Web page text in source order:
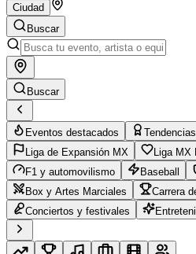
Ciudad
Buscar
Buscar
Eventos destacados
Liga de Expansión MX
Liga MX
F1 y automovilismo
Baseball
Box y Artes Marciales
Carrera
Conciertos y festivales